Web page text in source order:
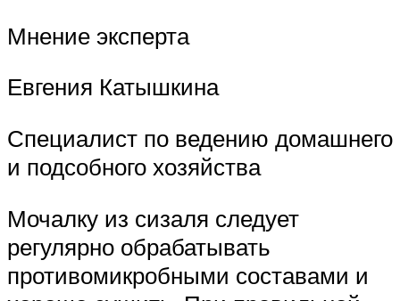
Мнение эксперта
Евгения Катышкина
Специалист по ведению домашнего
и подсобного хозяйства
Мочалку из сизаля следует
регулярно обрабатывать
противомикробными составами и